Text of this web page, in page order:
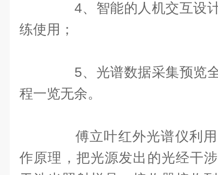
4、智能的人机交互设计
练使用；
5、光谱数据采集预览全
程一览无余。
傅立叶红外光谱仪利用
作原理，把光源发出的光经干